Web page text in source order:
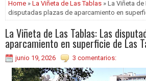
Home » La Viñeta de Las Tablas » La Viñeta
disputadas plazas de aparcamiento en
La Viñeta de Las Tablas: Las
aparcamiento en superficie de Las
junio 19, 2026 3 comentarios: